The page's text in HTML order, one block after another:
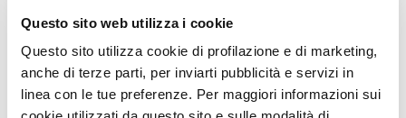
Questo sito web utilizza i cookie
Questo sito utilizza cookie di profilazione e di marketing,
anche di terze parti, per inviarti pubblicità e servizi in
linea con le tue preferenze. Per maggiori informazioni sui
Rémi Rocca, Global Vice President of Sustainability di
investendo1 miliardo di dollarinella riduzione delle
emissioni lungo la propria filiera. Rocca ha però invitato
le istituzioni a fare la propria parte per ridurre il rischio